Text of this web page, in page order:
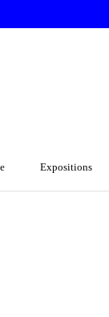
Expositions